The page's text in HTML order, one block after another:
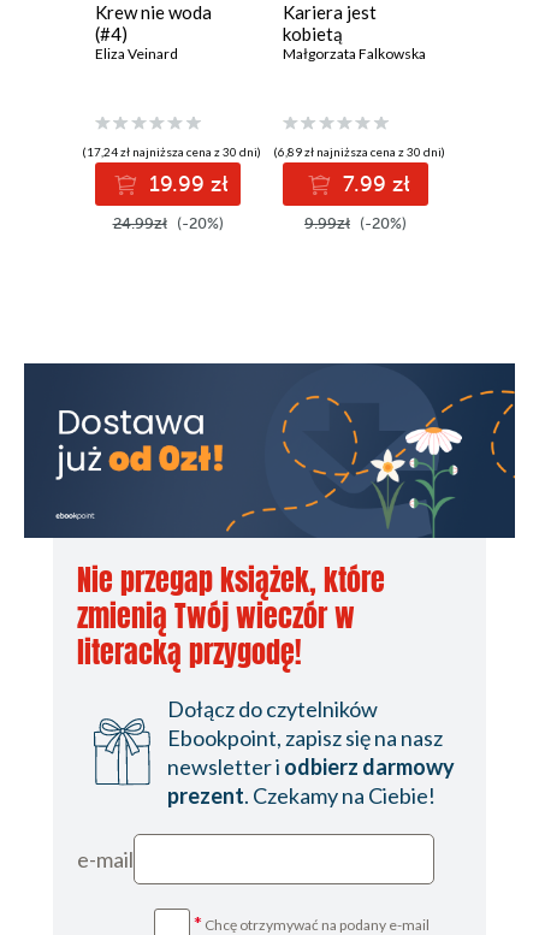
Krew nie woda
(#4)
Eliza Veinard
(17,24 zł najniższa cena z 30 dni)
19.99 zł
24.99zł (-20%)
Kariera jest
kobietą
Małgorzata Falkowska
(6,89 zł najniższa cena z 30 dni)
7.99 zł
9.99zł (-20%)
Nie przegap książek, które
zmienią Twój wieczór w
literacką przygodę!
Dołącz do czytelników
Ebookpoint, zapisz się na nasz
newsletter i odbierz darmowy
prezent. Czekamy na Ciebie!
e-mail
* Chcę otrzymywać na podany e-mail